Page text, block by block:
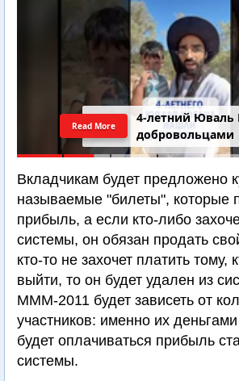
4-летний Юваль
добровольцами
Read More
Вкладчикам будет предложено
называемые "билеты", которые
прибыль, а если кто-либо
системы, он обязан продать
кто-то не захочет платить тому,
выйти, то он будет удален из
МММ-2011 будет зависеть от
участников: именно их
будет оплачиваться прибыль
системы.